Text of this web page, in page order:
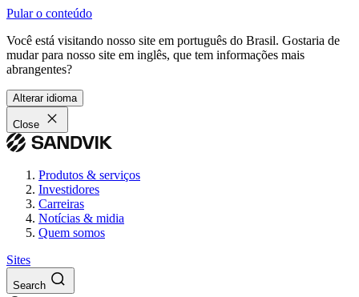
Pular o conteúdo
Você está visitando nosso site em português do Brasil. Gostaria de
mudar para nosso site em inglês, que tem informações mais
abrangentes?
Alterar idioma
Close
Produtos & serviços
Investidores
Carreiras
Notícias & midia
Quem somos
Sites
Search